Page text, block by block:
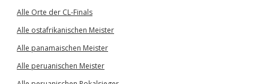
Alle Orte der CL-Finals
Alle ostafrikanischen Meister
Alle panamaischen Meister
Alle peruanischen Meister